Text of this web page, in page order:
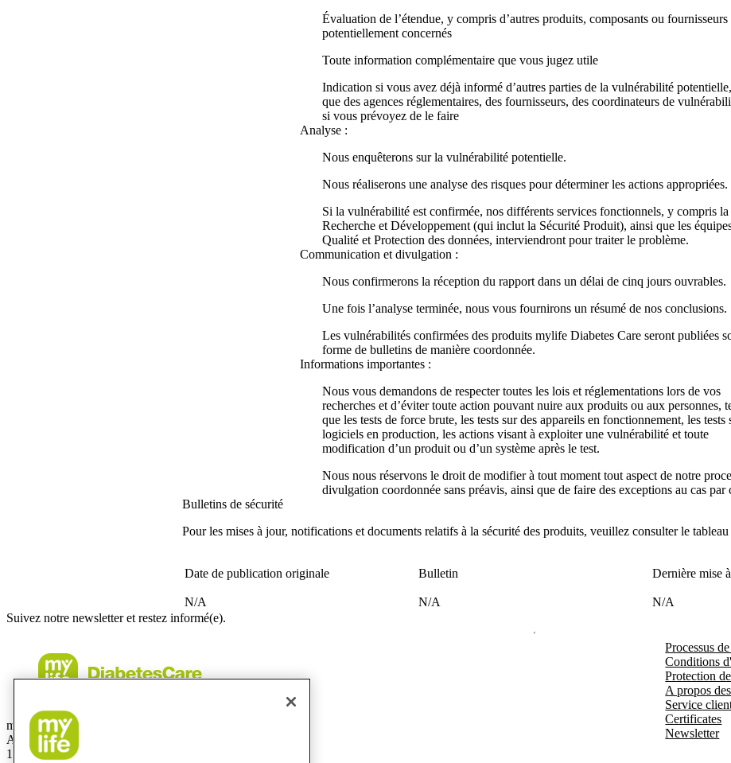
Évaluation de l’étendue, y compris d’autres produits, composants ou fournisseurs
potentiellement concernés
Toute information complémentaire que vous jugez utile
Indication si vous avez déjà informé d’autres parties de la vulnérabilité
que des agences réglementaires, des fournisseurs, des coordinateurs de
si vous prévoyez de le faire
Analyse :
Nous enquêterons sur la vulnérabilité potentielle.
Nous réaliserons une analyse des risques pour déterminer les actions appropriées.
Si la vulnérabilité est confirmée, nos différents services fonctionnels, y compris la
Recherche et Développement (qui inclut la Sécurité Produit), ainsi que les
Qualité et Protection des données, interviendront pour traiter le problème.
Communication et divulgation :
Nous confirmerons la réception du rapport dans un délai de cinq jours ouvrables.
Une fois l’analyse terminée, nous vous fournirons un résumé de nos conclusions.
Les vulnérabilités confirmées des produits mylife Diabetes Care seront publiées
forme de bulletins de manière coordonnée.
Informations importantes :
Nous vous demandons de respecter toutes les lois et réglementations lors de vos
recherches et d’éviter toute action pouvant nuire aux produits ou aux personnes,
que les tests de force brute, les tests sur des appareils en fonctionnement, les tests
logiciels en production, les actions visant à exploiter une vulnérabilité et toute
modification d’un produit ou d’un système après le test.
Nous nous réservons le droit de modifier à tout moment tout aspect de notre
divulgation coordonnée sans préavis, ainsi que de faire des exceptions au cas par
Bulletins de sécurité
Pour les mises à jour, notifications et documents relatifs à la sécurité des produits, veuillez consulter le tableau
Date de publication originale Bulletin Dernière mise
N/A N/A
N/A
Suivez notre newsletter et restez informé(e).
mylife Diabetes Care SRL
Allée de la Recherche 12
1070 Bruxelles
Processus
Conditions
Protection
A propos
Service
Certificates
Newsletter